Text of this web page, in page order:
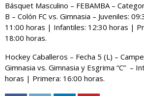
Básquet Masculino – FEBAMBA –
B – Colón FC vs. Gimnasia – Juveniles:
11:00 horas | Infantiles: 12:30 horas |
18:00 horas.
Hockey Caballeros – Fecha 5 (L) –
Gimnasia vs. Gimnasia y Esgrima “C” –
horas | Primera: 16:00 horas.